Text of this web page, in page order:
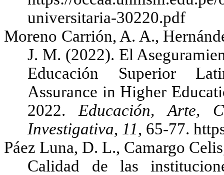
universitaria-30220.pdf
Moreno Carrión, A. A.,
J. M. (2022). El
Educación Superior
Assurance in Higher
2022. Educación, Arte,
Investigativa, 11, 65-77.
Páez Luna, D. L., Camargo
Calidad de las